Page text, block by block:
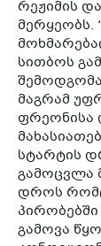
რეჟიმის
მერყეობს.
სითბოს
მაგრამ
ფრეონისა
სტარტის
გამოცვლა
დროს
გამოვა